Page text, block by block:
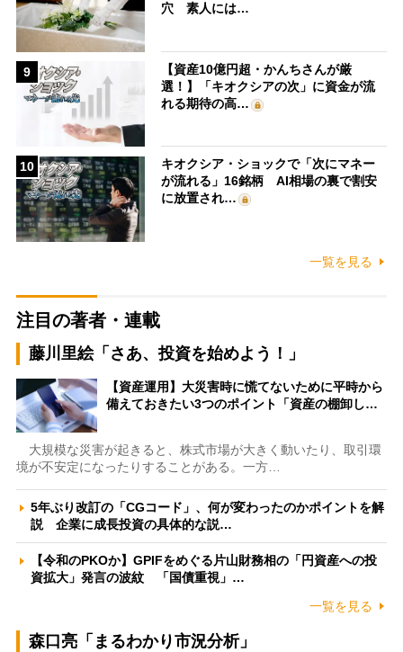
穴 素人には…
9
【資産10億円超・かんちさんが厳
選！】「キオクシアの次」に資金が流
れる期待の高…
10
キオクシア・ショックで「次にマネー
が流れる」16銘柄 AI相場の裏で割安
に放置され…
一覧を見る
注目の著者・連載
藤川里絵「さあ、投資を始めよう！」
【資産運用】大災害時に慌てないために平時から
備えておきたい3つのポイント「資産の棚卸し…
大規模な災害が起きると、株式市場が大きく動いたり、取引環
境が不安定になったりすることがある。一方…
5年ぶり改訂の「CGコード」、何が変わったのかポイントを解
説 企業に成長投資の具体的な説…
【令和のPKOか】GPIFをめぐる片山財務相の「円資産への投
資拡大」発言の波紋 「国債重視」…
一覧を見る
森口亮「まるわかり市況分析」